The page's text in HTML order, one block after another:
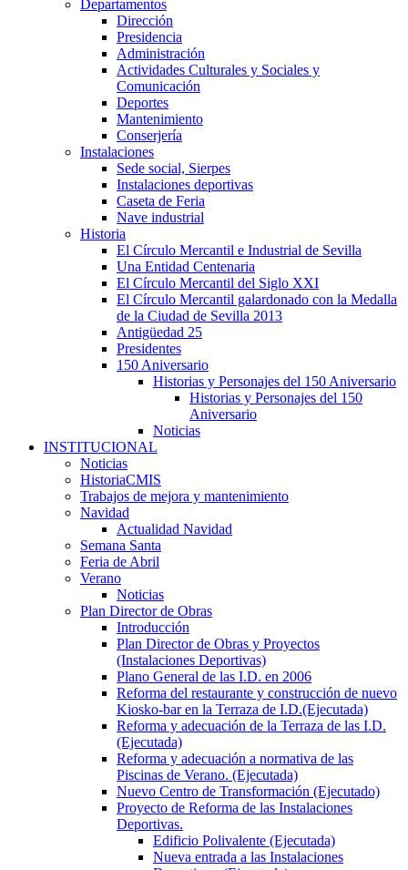
Departamentos
Dirección
Presidencia
Administración
Actividades Culturales y Sociales y
Comunicación
Deportes
Mantenimiento
Conserjería
Instalaciones
Sede social, Sierpes
Instalaciones deportivas
Caseta de Feria
Nave industrial
Historia
El Círculo Mercantil e Industrial de Sevilla
Una Entidad Centenaria
El Círculo Mercantil del Siglo XXI
El Círculo Mercantil galardonado con la Medalla
de la Ciudad de Sevilla 2013
Antigüedad 25
Presidentes
150 Aniversario
Historias y Personajes del 150 Aniversario
Historias y Personajes del 150
Aniversario
Noticias
INSTITUCIONAL
Noticias
HistoriaCMIS
Trabajos de mejora y mantenimiento
Navidad
Actualidad Navidad
Semana Santa
Feria de Abril
Verano
Noticias
Plan Director de Obras
Introducción
Plan Director de Obras y Proyectos
(Instalaciones Deportivas)
Plano General de las I.D. en 2006
Reforma del restaurante y construcción de nuevo
Kiosko-bar en la Terraza de I.D.(Ejecutada)
Reforma y adecuación de la Terraza de las I.D.
(Ejecutada)
Reforma y adecuación a normativa de las
Piscinas de Verano. (Ejecutada)
Nuevo Centro de Transformación (Ejecutado)
Proyecto de Reforma de las Instalaciones
Deportivas.
Edificio Polivalente (Ejecutada)
Nueva entrada a las Instalaciones